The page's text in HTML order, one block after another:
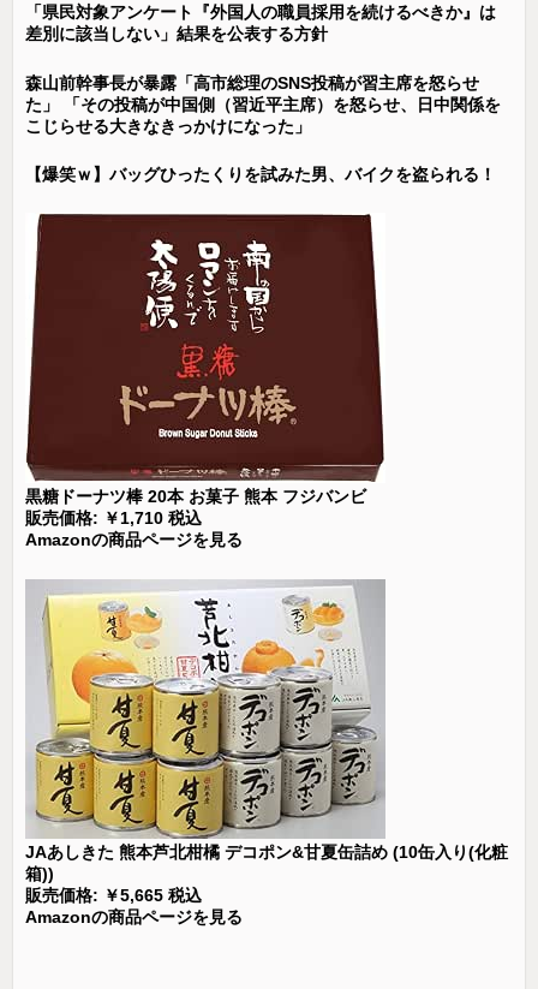
「県民対象アンケート『外国人の職員採用を続けるべきか』は
差別に該当しない」結果を公表する方針
森山前幹事長が暴露「高市総理のSNS投稿が習主席を怒らせ
た」 「その投稿が中国側（習近平主席）を怒らせ、日中関係を
こじらせる大きなきっかけになった」
【爆笑ｗ】バッグひったくりを試みた男、バイクを盗られる！
黒糖ドーナツ棒 20本 お菓子 熊本 フジバンビ
販売価格: ￥1,710 税込
Amazonの商品ページを見る
JAあしきた 熊本芦北柑橘 デコポン&甘夏缶詰め (10缶入り(化粧
箱))
販売価格: ￥5,665 税込
Amazonの商品ページを見る